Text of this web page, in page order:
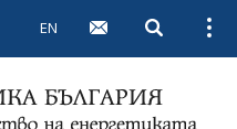
EN Open